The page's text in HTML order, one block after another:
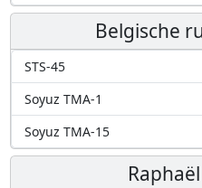
Belgische
STS-45
Soyuz TMA-1
Soyuz TMA-15